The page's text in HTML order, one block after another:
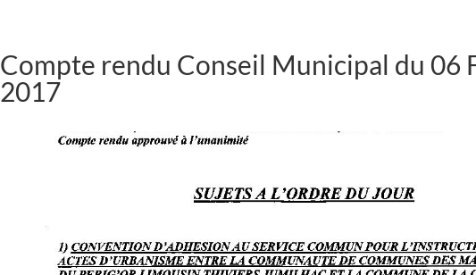
Compte rendu Conseil Municipal du 06
2017